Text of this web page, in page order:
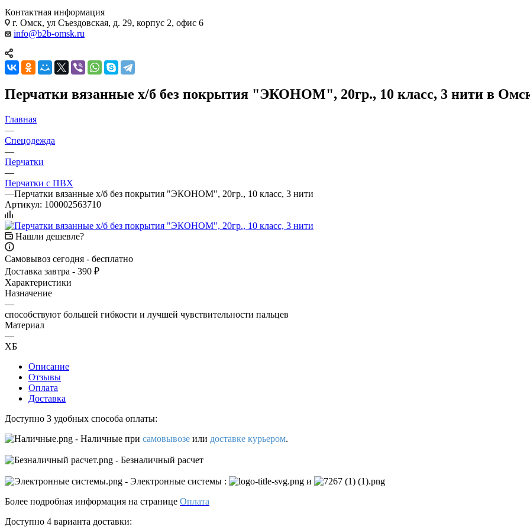
Контактная информация
г. Омск, ул Съездовская, д. 29, корпус 2, офис 6
info@b2b-omsk.ru
Перчатки вязанные х/б без покрытия "ЭКОНОМ", 20гр., 10 класс, 3 нити в
Главная
—
Спецодежда
—
Перчатки
—
Перчатки с ПВХ
—Перчатки вязанные х/б без покрытия "ЭКОНОМ", 20гр., 10 класс, 3 нити
Артикул: 100002563710
Нашли дешевле?
Самовывоз сегодня - бесплатно
Доставка завтра - 390 ₽
Характеристики
Назначение
—
способствуют большей гибкости и лучшей чувствительности пальцев
Материал
—
ХБ
Описание
Отзывы
Оплата
Доставка
Доступно 3 удобных способа оплаты:
- Наличные при самовывозе или доставке курьером.
- Безналичный расчет
- Электронные системы :
и
Более подробная информация на странице Оплата
Доступно 4 варианта доставки: